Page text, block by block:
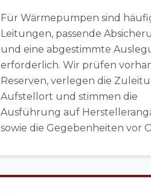
Für Wärmepumpen sind
Leitungen, passende
und eine abgestimmte
erforderlich. Wir prüfen
Reserven, verlegen die
Aufstellort und stimmen die
Ausführung auf
sowie die Gegebenheiten vor